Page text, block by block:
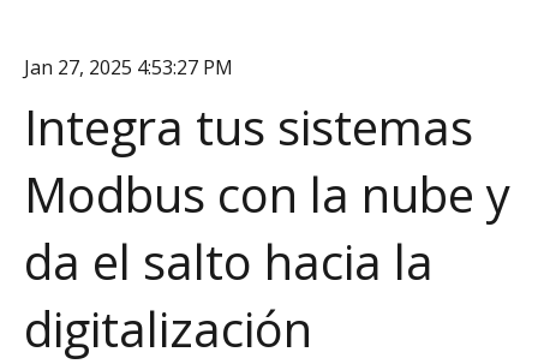
Jan 27, 2025 4:53:27 PM
Integra tus sistemas
Modbus con la nube y
da el salto hacia la
digitalización